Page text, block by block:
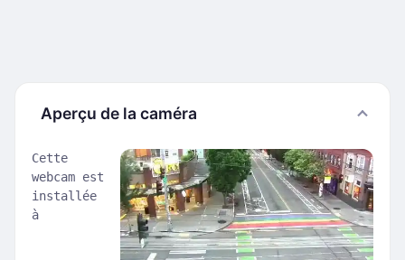
Aperçu de la caméra
Cette
webcam est
installée
à